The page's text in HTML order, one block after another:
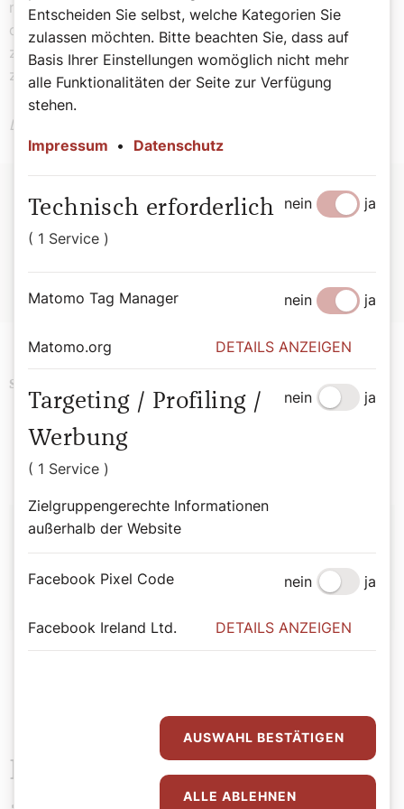
nachzufolgen, bedeutet für mich, Gutes tun zu wollen,
die Frohe Botschaft zu verbreiten und dabei unterwegs
zu verschiedensten Menschen zu sein und ihnen Freude
zu bereiten.
Der Kommentar drückt ihre persönliche Meinung aus.
Zur Person:
Jugend und Leiterin der Sternsingeraktion in der Pfarre Maria-
Drei-Kirchen in Wien Landstraße.
Schlagwörter Brauchtum
Autor:
Das könnte Sie auch
Entscheiden Sie selbst, welche Kategorien Sie
zulassen möchten. Bitte beachten Sie, dass auf
Basis Ihrer Einstellungen womöglich nicht mehr
alle Funktionalitäten der Seite zur Verfügung
stehen.
Impressum • Datenschutz
Technisch erforderlich
( 1 Service )
nein ja
Matomo Tag Manager nein ja
Matomo.org DETAILS ANZEIGEN
Targeting / Profiling /
Werbung
( 1 Service )
Zielgruppengerechte Informationen
außerhalb der Website
nein ja
Facebook Pixel Code nein ja
Facebook Ireland Ltd. DETAILS ANZEIGEN
AUSWAHL BESTÄTIGEN
ALLE ABLEHNEN